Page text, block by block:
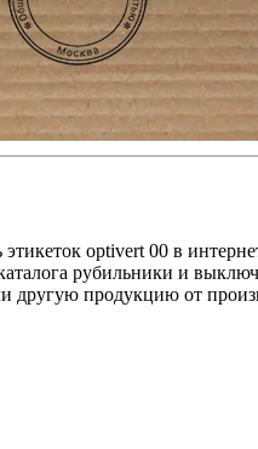
optivert 00 в
рубильники и
продукцию от